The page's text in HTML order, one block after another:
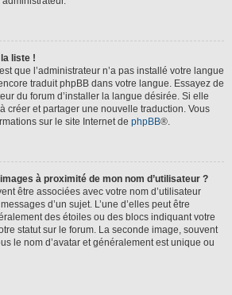
liste !
que l’administrateur n’a pas installé votre langue
traduit phpBB dans votre langue. Essayez de
du forum d’installer la langue désirée. Si elle
créer et partager une nouvelle traduction. Vous
sur le site Internet de phpBB®.
à proximité de mon nom d’utilisateur ?
être associées avec votre nom d’utilisateur
d’un sujet. L’une d’elles peut être
des étoiles ou des blocs indiquant votre
statut sur le forum. La seconde image, souvent
le nom d’avatar et généralement est unique ou